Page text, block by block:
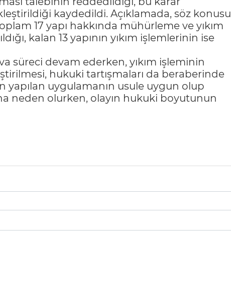
kaydedildi. Açıklamada, söz konusu
17 yapı hakkında mühürleme ve yıkım
kalan 13 yapının yıkım işlemlerinin ise
süreci devam ederken, yıkım işleminin
hukuki tartışmaları da beraberinde
uygulamanın usule uygun olup
neden olurken, olayın hukuki boyutunun